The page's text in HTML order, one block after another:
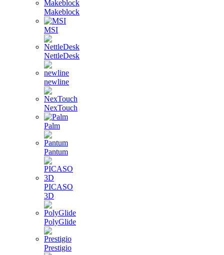
Makeblock
MSI
NettleDesk
newline
NexTouch
Palm
Pantum
PICASO
3D
PolyGlide
Prestigio